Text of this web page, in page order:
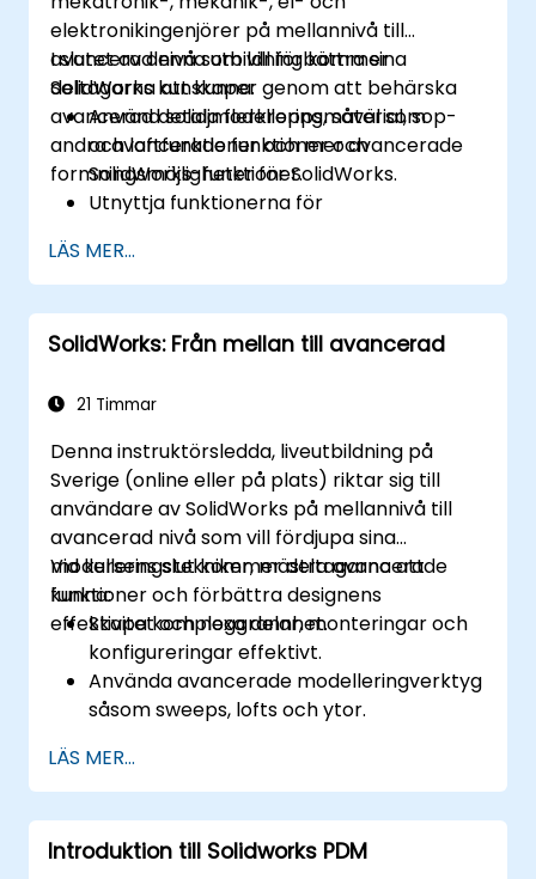
elektronikingenjörer på mellannivå till
avancerad nivå som vill förbättra sina
SolidWorks kunskaper genom att behärska
avancerad detaljmodellering, såväl som
andra avancerade funktioner och
formningsmöjligheter för SolidWorks.
I slutet av denna utbildning kommer
deltagarna att kunna:
Använd solida flerkroppsmaterial, sop-
och loftfunktioner och mer avancerade
SolidWorks-funktioner.
Utnyttja funktionerna för
SolidWorks.
Bemästra de avancerade
modelleringsfunktionerna i SolidWorks.
LÄS MER...
SolidWorks: Från mellan till avancerad
21 Timmar
Denna instruktörsledda, liveutbildning på
Sverige (online eller på plats) riktar sig till
användare av SolidWorks på mellannivå till
avancerad nivå som vill fördjupa sina
modelleringstekniker, mästra avancerade
funktioner och förbättra designens
effektivitet och noggrannhet.
Vid kursens slut kommer deltagarna att
kunna:
Skapa komplexa delar, monteringar och
konfigureringar effektivt.
Använda avancerade modelleringverktyg
såsom sweeps, lofts och ytor.
parametrisk kontroll.
Genomföra simuleringar och
rörelsestudier för att validera design.
LÄS MER...
Introduktion till Solidworks PDM